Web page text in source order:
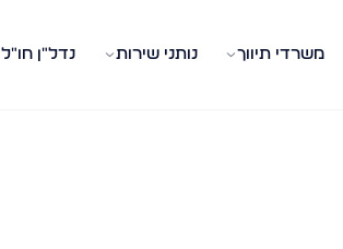
משרדי תיווך נותני שירות נדל"ן חו"ל